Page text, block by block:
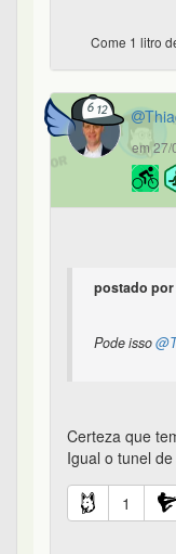
Come 1 litro
em 27/
postado por
Pode isso
Certeza que
Igual o tunel
1